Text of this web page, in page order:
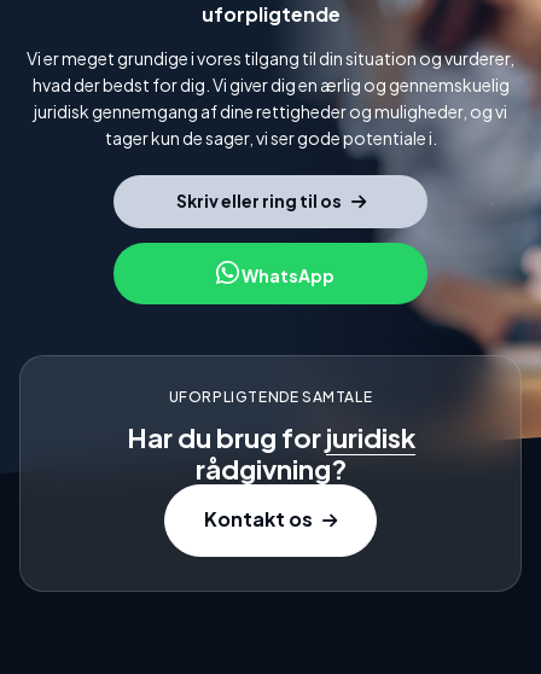
uforpligtende
Vi er meget grundige i vores tilgang til din situation og vurderer,
hvad der bedst for dig. Vi giver dig en ærlig og gennemskuelig
juridisk gennemgang af dine rettigheder og muligheder, og vi
tager kun de sager, vi ser gode potentiale i.
Skriv eller ring til os
WhatsApp
UFORPLIGTENDE SAMTALE
Har du brug forjuridisk
rådgivning?
Kontakt os